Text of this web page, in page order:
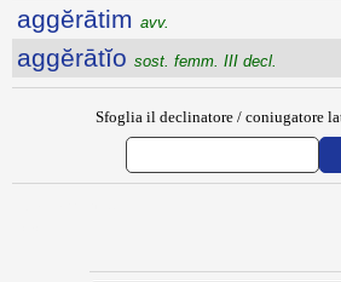
aggĕrātim avv.
aggĕrātĭo sost. femm. III decl.
Sfoglia il declinatore / coniugatore